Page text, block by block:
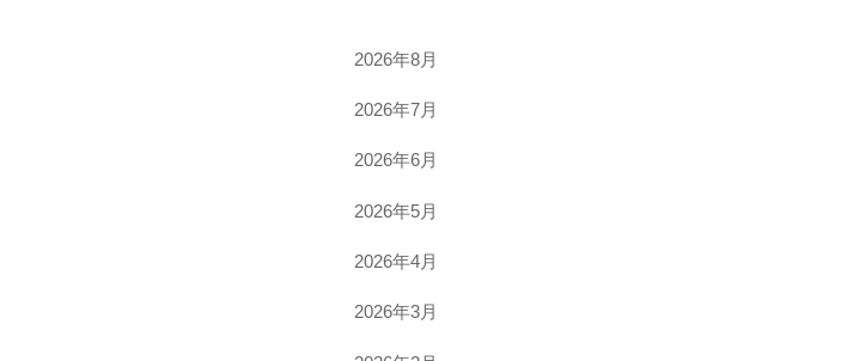
2026年8月
2026年7月
2026年6月
2026年5月
2026年4月
2026年3月